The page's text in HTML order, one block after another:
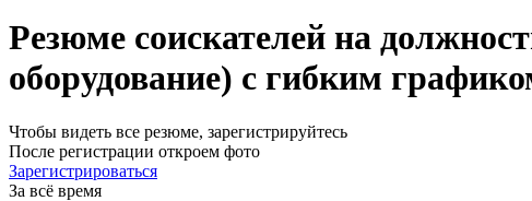
Резюме соискателей на
оборудование) с гибким
Чтобы видеть все резюме, зарегистрируйтесь
После регистрации откроем фото
Зарегистрироваться
За всё время